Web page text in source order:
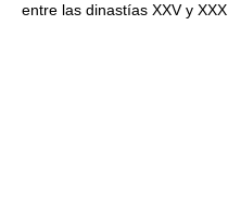
entre las dinastías XXV y XXX.